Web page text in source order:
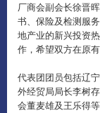
厂商会副会长徐晋
书、保险及检测服务
地产业的新兴投资
作，希望双方在原
代表团团员包括辽
外经贸局局长李树
会董麦雄及王乐得等